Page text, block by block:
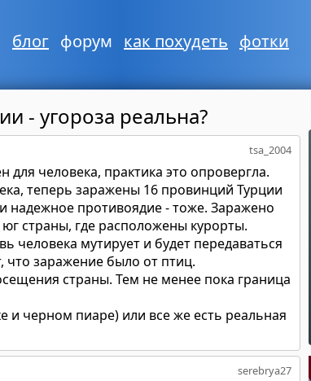
блог форум как похудеть фотки
- угороза реальна?
tsa_2004
человека, практика это опровергла.
теперь заражены 16 провинций Турции
надежное противоядие - тоже. Заражено
страны, где расположены курорты.
человека мутирует и будет передаваться
что заражение было от птиц.
страны. Тем не менее пока граница
и черном пиаре) или все же есть реальная
serebrya27